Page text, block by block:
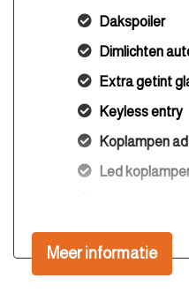
Dakspoiler
Dimlichten
Extra getint
Keyless entry
Koplampen
Led
Metaalkleur
Meer informatie